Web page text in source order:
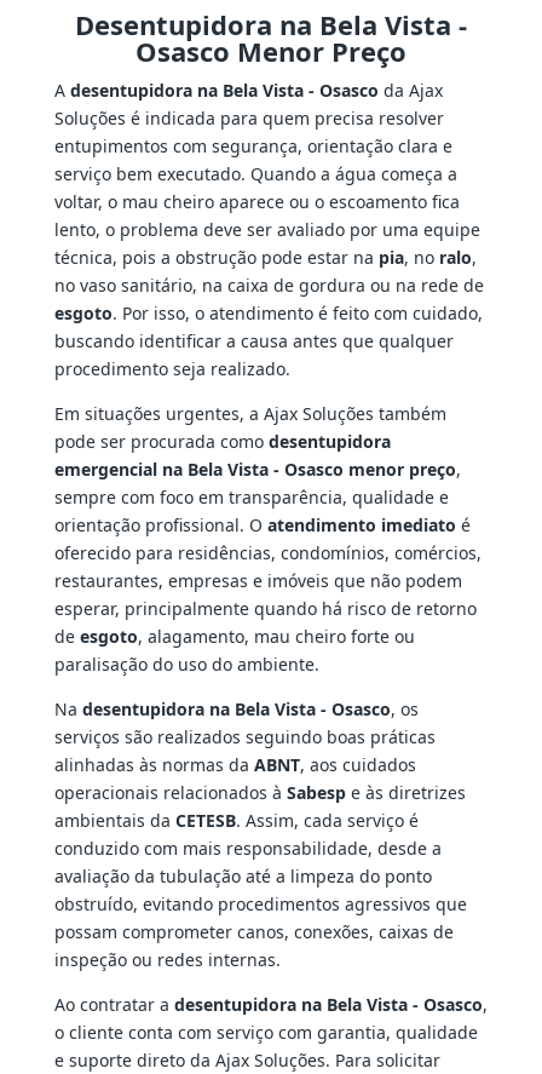
Desentupidora na Bela Vista -
Osasco Menor Preço
A desentupidora na Bela Vista - Osasco da Ajax
Soluções é indicada para quem precisa resolver
entupimentos com segurança, orientação clara e
serviço bem executado. Quando a água começa a
voltar, o mau cheiro aparece ou o escoamento fica
lento, o problema deve ser avaliado por uma equipe
técnica, pois a obstrução pode estar na pia, no ralo,
no vaso sanitário, na caixa de gordura ou na rede de
esgoto. Por isso, o atendimento é feito com cuidado,
buscando identificar a causa antes que qualquer
procedimento seja realizado.
Em situações urgentes, a Ajax Soluções também
pode ser procurada como desentupidora
emergencial na Bela Vista - Osasco menor preço,
sempre com foco em transparência, qualidade e
orientação profissional. O atendimento imediato é
oferecido para residências, condomínios, comércios,
restaurantes, empresas e imóveis que não podem
esperar, principalmente quando há risco de retorno
de esgoto, alagamento, mau cheiro forte ou
paralisação do uso do ambiente.
Na desentupidora na Bela Vista - Osasco, os
serviços são realizados seguindo boas práticas
alinhadas às normas da ABNT, aos cuidados
operacionais relacionados à Sabespe às diretrizes
ambientais da CETESB. Assim, cada serviço é
conduzido com mais responsabilidade, desde a
avaliação da tubulação até a limpeza do ponto
obstruído, evitando procedimentos agressivos que
possam comprometer canos, conexões, caixas de
inspeção ou redes internas.
Ao contratar a desentupidora na Bela Vista - Osasco,
o cliente conta com serviço com garantia, qualidade
e suporte direto da Ajax Soluções. Para solicitar